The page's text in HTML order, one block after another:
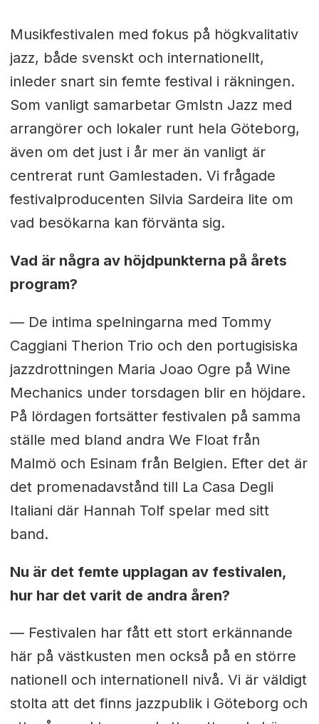
Musikfestivalen med fokus på högkvalitativ
jazz, både svenskt och internationellt,
inleder snart sin femte festival i räkningen.
Som vanligt samarbetar Gmlstn Jazz med
arrangörer och lokaler runt hela Göteborg,
även om det just i år mer än vanligt är
centrerat runt Gamlestaden. Vi frågade
festivalproducenten Silvia Sardeira lite om
vad besökarna kan förvänta sig.
Vad är några av höjdpunkterna på årets
program?
— De intima spelningarna med Tommy
Caggiani Therion Trio och den portugisiska
jazzdrottningen Maria Joao Ogre på Wine
Mechanics under torsdagen blir en höjdare.
På lördagen fortsätter festivalen på samma
ställe med bland andra We Float från
Malmö och Esinam från Belgien. Efter det är
det promenadavstånd till La Casa Degli
Italiani där Hannah Tolf spelar med sitt
band.
Nu är det femte upplagan av festivalen,
hur har det varit de andra åren?
— Festivalen har fått ett stort erkännande
här på västkusten men också på en större
nationell och internationell nivå. Vi är väldigt
stolta att det finns jazzpublik i Göteborg och